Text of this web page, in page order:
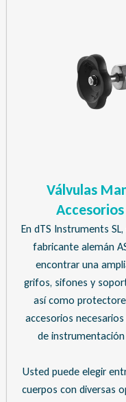
Válvulas
En dTS Instruments
fabricante alemán
encontrar una
grifos, sifones y
así como
accesorios
de
Usted puede elegir
cuerpos con diversas